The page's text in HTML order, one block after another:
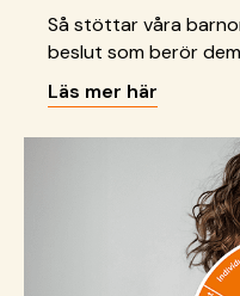
Så stöttar våra
beslut som berör
hur många vi nått
Läs mer här